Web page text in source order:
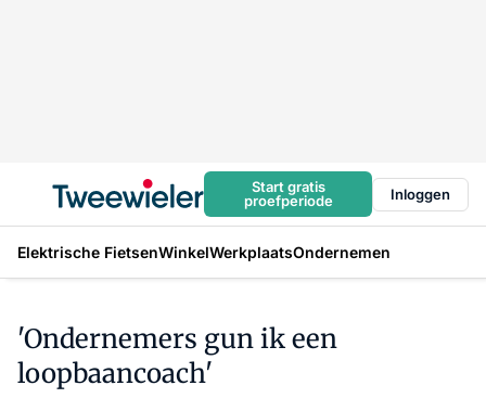
Start gratis
proefperiode
Inloggen
Elektrische FietsenWinkelWerkplaatsOndernemen
'Ondernemers gun ik een
loopbaancoach'